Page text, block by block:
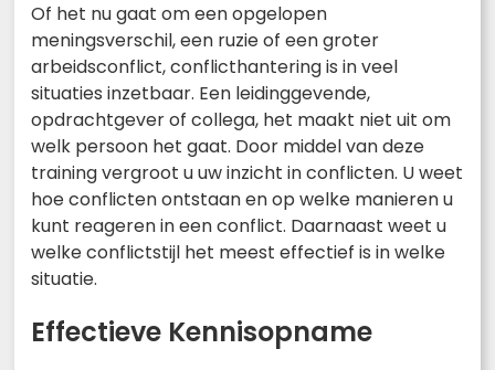
Of het nu gaat om een opgelopen
meningsverschil, een ruzie of een groter
arbeidsconflict, conflicthantering is in veel
situaties inzetbaar. Een leidinggevende,
opdrachtgever of collega, het maakt niet uit om
welk persoon het gaat. Door middel van deze
training vergroot u uw inzicht in conflicten. U weet
hoe conflicten ontstaan en op welke manieren u
kunt reageren in een conflict. Daarnaast weet u
welke conflictstijl het meest effectief is in welke
situatie.
Effectieve Kennisopname